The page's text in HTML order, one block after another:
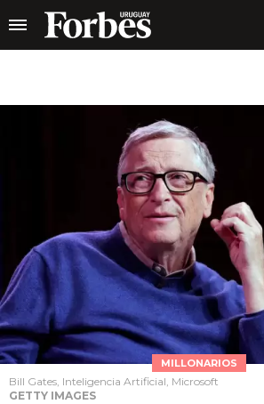
MILLONARIOS
Bill Gates, Inteligencia Artificial, Microsoft
GETTY IMAGES